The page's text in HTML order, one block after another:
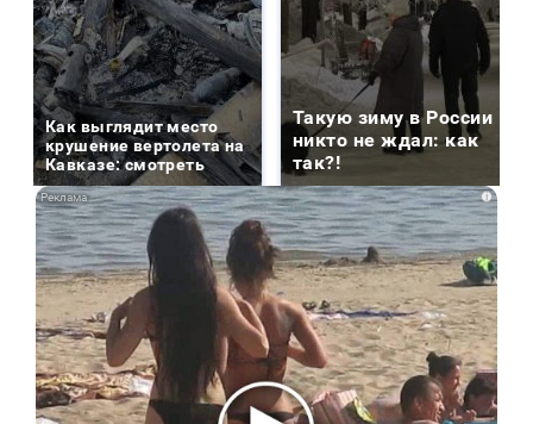
Как выглядит место
крушение вертолета на
Кавказе: смотреть
Такую зиму в России
никто не ждал: как
так?!
i